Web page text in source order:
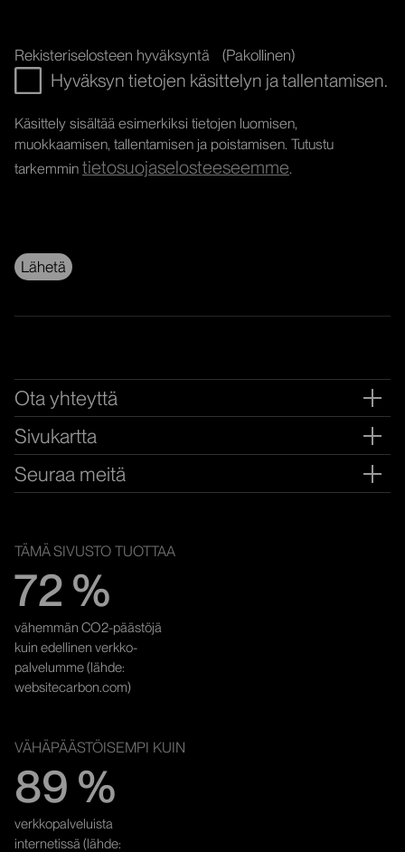
Rekisteriselosteen hyväksyntä (Pakollinen)
Hyväksyn tietojen käsittelyn ja tallentamisen.
Käsittely sisältää esimerkiksi tietojen luomisen,
muokkaamisen, tallentamisen ja poistamisen. Tutustu
tarkemmin tietosuojaselosteeseemme.
Ota yhteyttä
Sivukartta
Seuraa meitä
YMPÄRISTÖYSTÄVÄLLISYYS
TÄMÄ SIVUSTO TUOTTAA
72 %
vähemmän CO2-päästöjä
kuin edellinen verkko­
palvelumme (lähde:
websitecarbon.com)
VÄHÄPÄÄSTÖISEMPI KUIN
89 %
verkkopalveluista
internetissä (lähde: